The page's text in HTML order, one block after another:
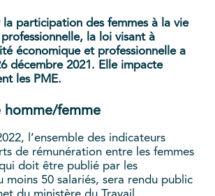
la participation des femmes à la vie
la loi visant à
économique et professionnelle a
décembre 2021. Elle impacte
les PME.
homme/femme
l’ensemble des indicateurs
de rémunération entre les femmes
doit être publié par les
moins 50 salariés, sera rendu public